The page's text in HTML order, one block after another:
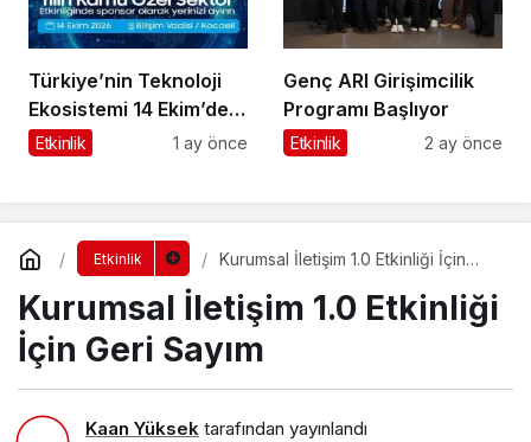
Türkiye’nin Teknoloji
Ekosistemi 14 Ekim’de
Bilişim Vadisi’nde
Etkinlik 1 ay önce
Genç ARI Girişimcilik
Programı Başlıyor
Etkinlik 2 ay önce
Etkinlik
Kurumsal İletişim 1.0 Etkinliği İçin
Kurumsal İletişim 1.0 Etkinliği
İçin Geri Sayım
Kaan Yüksek tarafından yayınlandı